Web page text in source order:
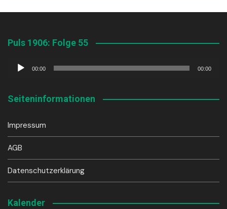
Puls 1906: Folge 55
Audio-
00:00 00:00
Seiteninformationen
Impressum
AGB
Datenschutzerklärung
Kalender